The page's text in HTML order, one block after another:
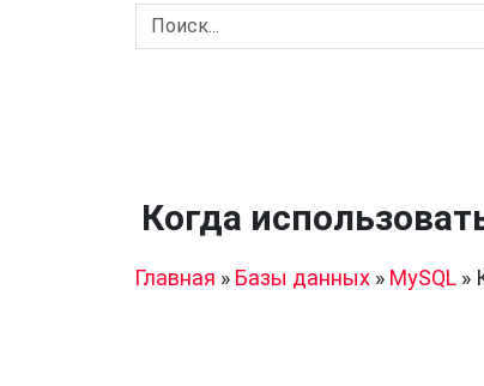
Когда
Главная » Базы данных » MySQL »